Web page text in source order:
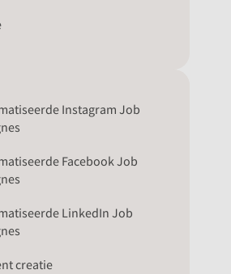
Instagram Job
Facebook Job
LinkedIn Job
creatie